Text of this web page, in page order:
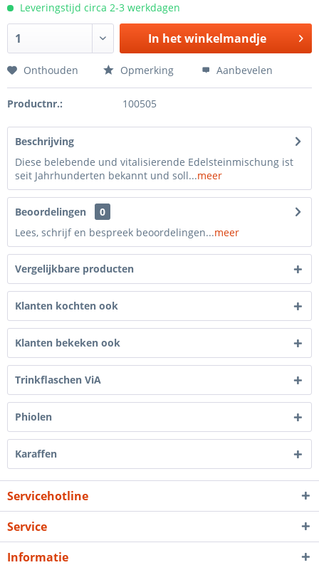
Leveringstijd circa 2-3 werkdagen
In hetwinkelmandje
Onthouden Opmerking Aanbevelen
Productnr.: 100505
Beschrijving
Diese belebende und vitalisierende Edelsteinmischung ist
seit Jahrhunderten bekannt und soll...meer
Beoordelingen
0
Lees, schrijf en bespreek beoordelingen...meer
Vergelijkbare producten
Klanten kochten ook
Klanten bekeken ook
Trinkflaschen ViA
Phiolen
Karaffen
Servicehotline
Service
Informatie